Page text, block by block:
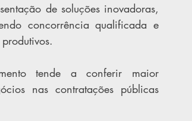
de soluções inovadoras,
concorrência qualificada e
tende a conferir maior
nas contratações públicas